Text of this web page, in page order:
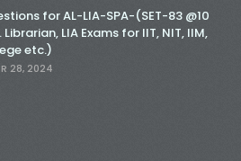
for AL-LIA-SPA-(SET-83 @10
LIA Exams for IIT, NIT, IIM,
etc.)
28, 2024